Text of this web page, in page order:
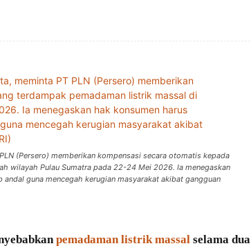
(Persero) memberikan kompensasi secara otomatis kepada
wilayah Pulau Sumatra pada 22-24 Mei 2026. Ia menegaskan
guna mencegah kerugian masyarakat akibat gangguan
pemadaman listrik massal selama dua